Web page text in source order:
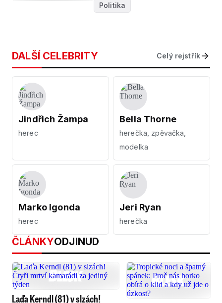
Politika
DALŠÍ CELEBRITY Celý rejstřík
Jindřich Žampa
herec
Bella Thorne
herečka, zpěvačka,
modelka
Marko Igonda
herec
Jeri Ryan
herečka
ČLÁNKYODJINUD
Laďa Kerndl (81) v slzách!